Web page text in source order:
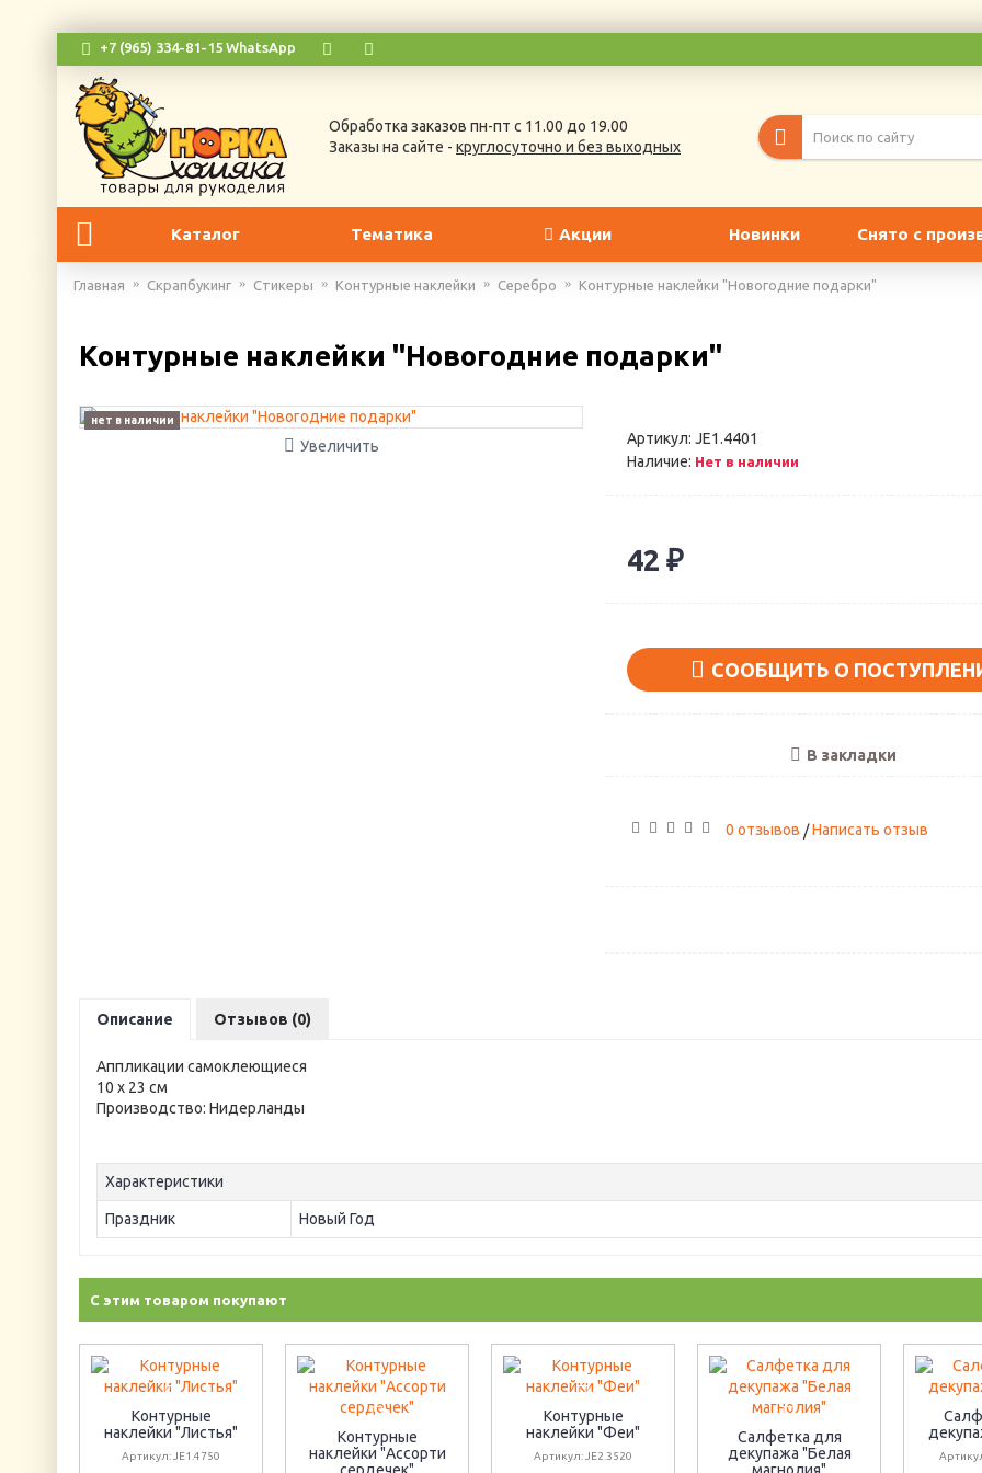
+7 (965) 334-81-15 WhatsApp
Обработка заказов пн-пт с 11.00 до 19.00
Заказы на сайте - круглосуточно и без выходных
Каталог Тематика Акции Новинки Снято с
Главная Скрапбукинг Стикеры Контурные наклейки Серебро Контурные наклейки "Новогодние подарки"
Поклонники
Контурные наклейки "Новогодние подарки"
нет в наличии
Увеличить Артикул: JE1.4401
Наличие: Нет в наличии
42 ₽
СООБЩИТЬ О
В закладки
0 отзывов /Написать отзыв
Описание Отзывов (0)
Аппликации самоклеющиеся
10 х 23 см
Производство: Нидерланды
Характеристики
Праздник Новый Год
С этим товаром покупают
Контурные
наклейки "Листья"
Артикул: JE1.4750
Контурные
наклейки "Ассорти
Контурные
наклейки "Феи"
Артикул: JE2.3520
Салфетка для
декупажа "Белая